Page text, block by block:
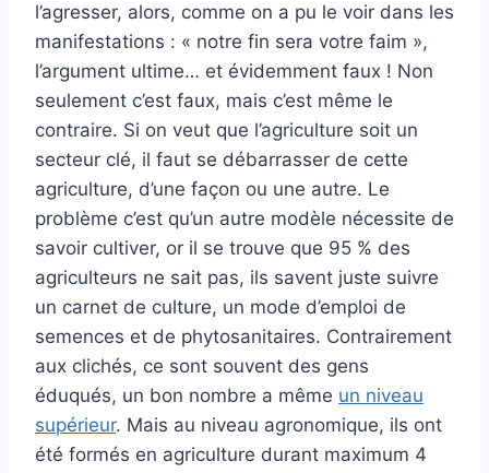
l’agresser, alors, comme on a pu le voir dans les
manifestations : « notre fin sera votre faim »,
l’argument ultime… et évidemment faux ! Non
seulement c’est faux, mais c’est même le
contraire. Si on veut que l’agriculture soit un
secteur clé, il faut se débarrasser de cette
agriculture, d’une façon ou une autre. Le
problème c’est qu’un autre modèle nécessite de
savoir cultiver, or il se trouve que 95 % des
agriculteurs ne sait pas, ils savent juste suivre
un carnet de culture, un mode d’emploi de
semences et de phytosanitaires. Contrairement
aux clichés, ce sont souvent des gens
éduqués, un bon nombre a même un niveau
supérieur. Mais au niveau agronomique, ils ont
été formés en agriculture durant maximum 4